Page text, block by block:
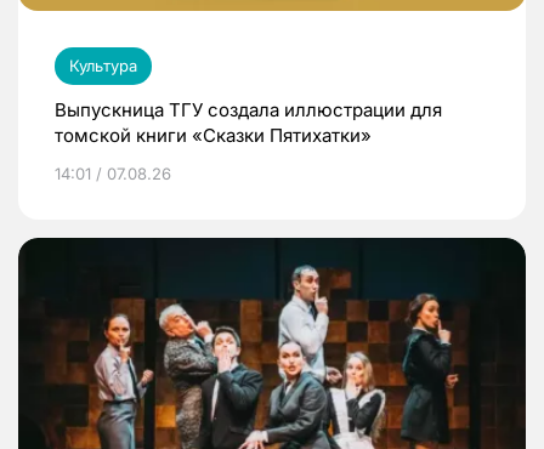
Культура
Выпускница ТГУ создала иллюстрации для
томской книги «Сказки Пятихатки»
14:01 / 07.08.26